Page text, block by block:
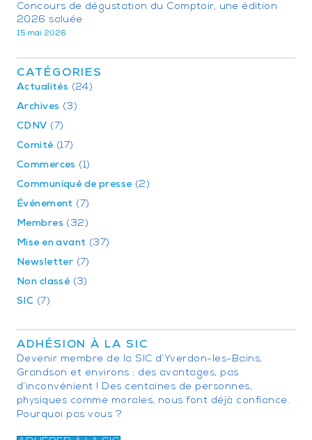
Concours de dégustation du Comptoir, une édition
2026 saluée
15 mai 2026
CATÉGORIES
Actualités (24)
Archives (3)
CDNV (7)
Comité (17)
Commerces (1)
Communiqué de presse (2)
Événement (7)
Membres (32)
Mise en avant (37)
Newsletter (7)
Non classé (3)
SIC (7)
ADHÉSION À LA SIC
Devenir membre de la SIC d’Yverdon-les-Bains,
Grandson et environs : des avantages, pas
d’inconvénient ! Des centaines de personnes,
physiques comme morales, nous font déjà confiance.
Pourquoi pas vous ?